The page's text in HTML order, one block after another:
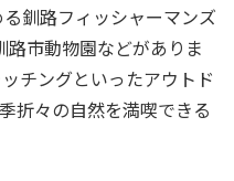
釧路フィッシャーマンズ
路市動物園などがありま
チングといったアウトド
折々の自然を満喫できる